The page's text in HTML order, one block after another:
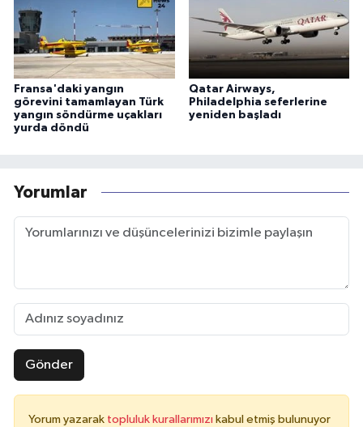
Fransa'daki yangın
görevini tamamlayan Türk
yangın söndürme uçakları
yurda döndü
Qatar Airways,
Philadelphia seferlerine
yeniden başladı
Yorumlar
Gönder
Yorum yazarak topluluk kurallarımızı kabul etmiş bulunuyor